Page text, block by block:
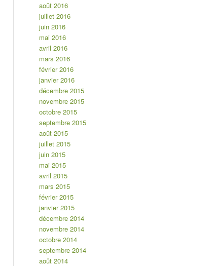
août 2016
juillet 2016
juin 2016
mai 2016
avril 2016
mars 2016
février 2016
janvier 2016
décembre 2015
novembre 2015
octobre 2015
septembre 2015
août 2015
juillet 2015
juin 2015
mai 2015
avril 2015
mars 2015
février 2015
janvier 2015
décembre 2014
novembre 2014
octobre 2014
septembre 2014
août 2014